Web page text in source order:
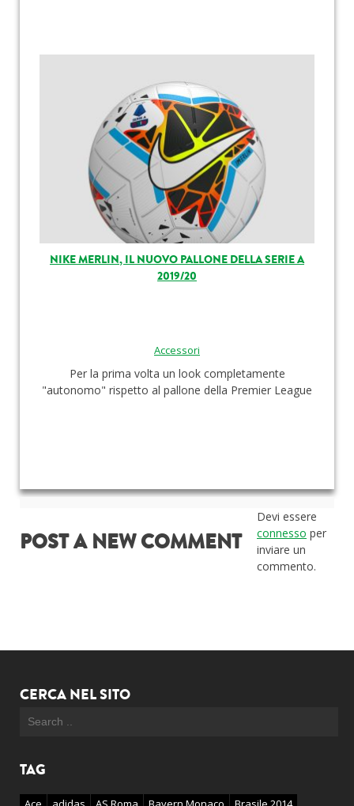
NIKE MERLIN, IL NUOVO PALLONE DELLA SERIE A
2019/20
Accessori
Per la prima volta un look completamente
"autonomo" rispetto al pallone della Premier League
POST A NEW COMMENT
Devi essere
connesso per
inviare un
commento.
CERCA NEL SITO
TAG